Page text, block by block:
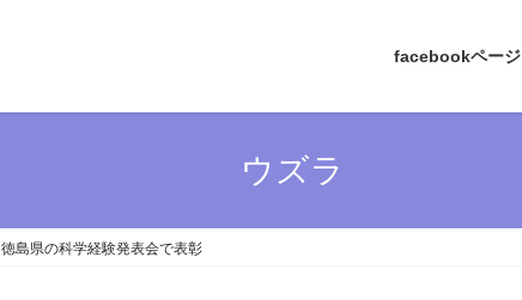
facebookページ
ウズラ
島県の科学経験発表会で表彰